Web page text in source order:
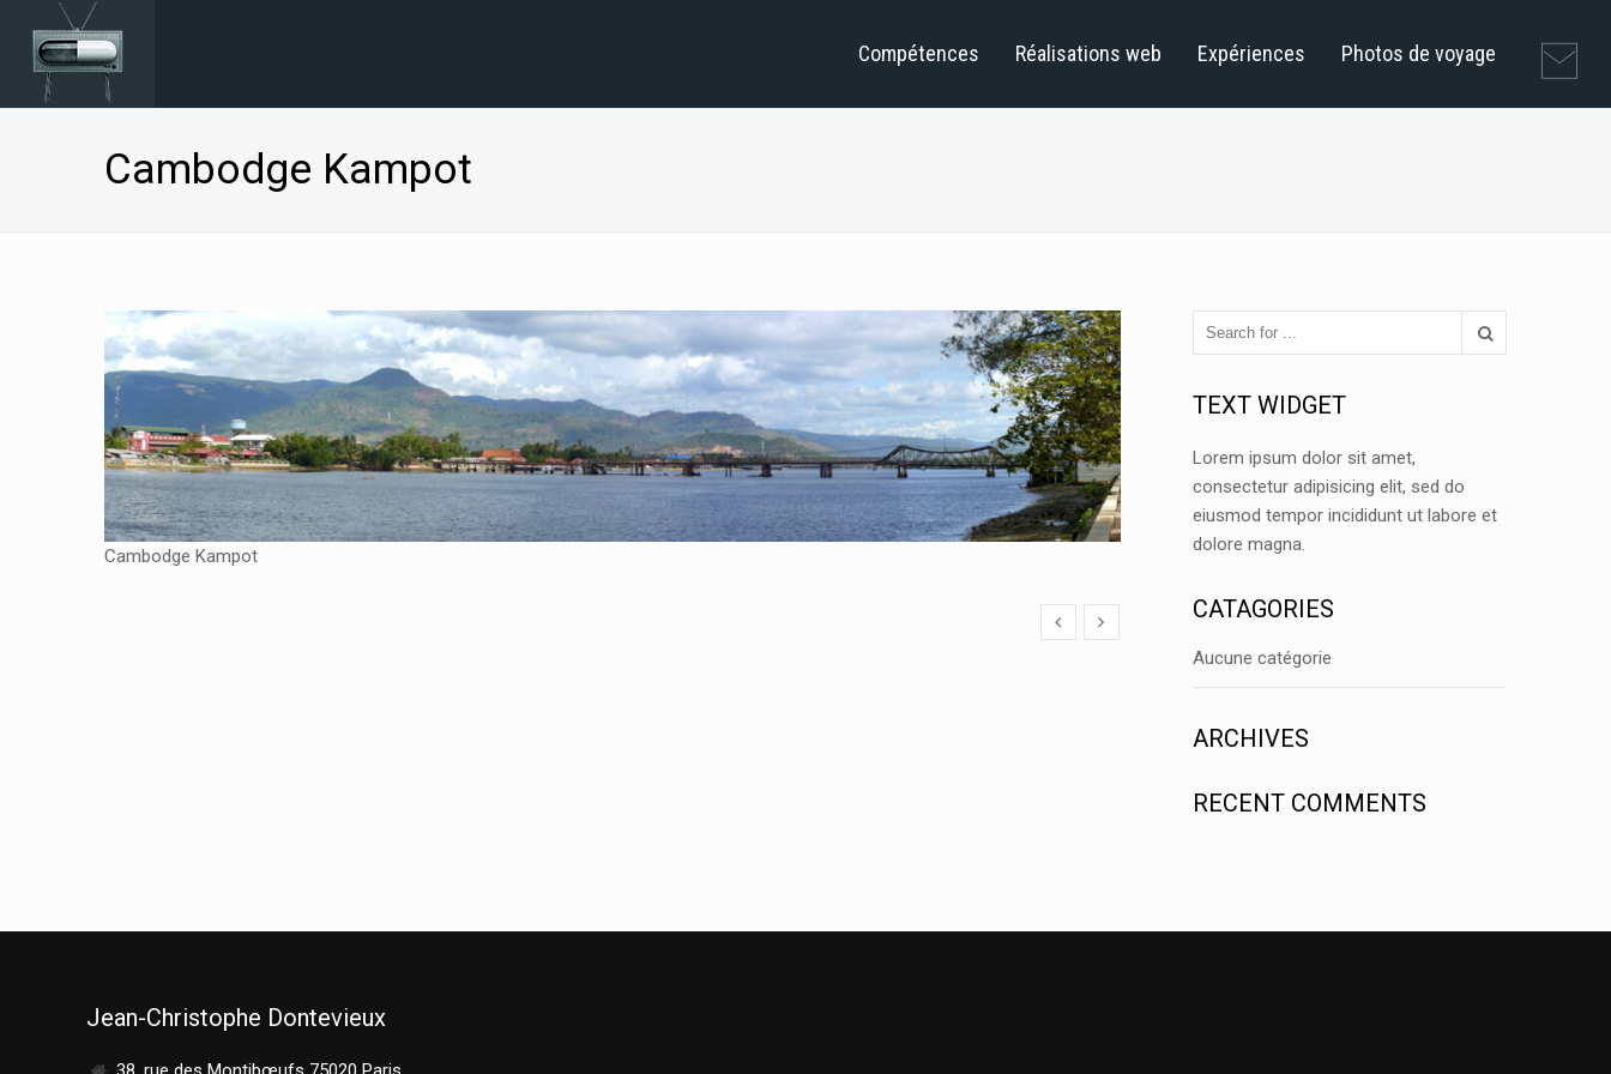
Compétences Réalisations web Expériences Photos de voyage
Cambodge Kampot
Cambodge Kampot
TEXT WIDGET
Lorem ipsum dolor sit amet,
consectetur adipisicing elit, sed do
eiusmod tempor incididunt ut labore et
dolore magna.
CATAGORIES
Aucune catégorie
ARCHIVES
RECENT COMMENTS
Jean-Christophe Dontevieux